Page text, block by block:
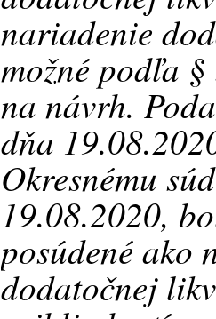
nariadenie
možné podľa
na návrh.
dňa
Okresnému
19.08.2020,
posúdené ako
dodatočnej